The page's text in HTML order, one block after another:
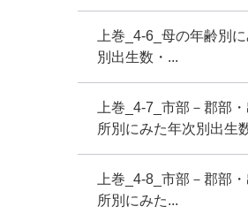
上巻_4-6_母の年齢別
別出生数・...
上巻_4-7_市部－郡部
所別にみた年次別出生
上巻_4-8_市部－郡部
所別にみた...